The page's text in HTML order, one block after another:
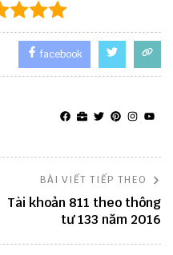
facebook
BÀI VIẾT TIẾP THEO
Tài khoản 811 theo thông
tư 133 năm 2016